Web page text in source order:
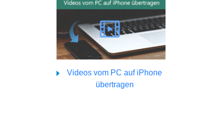
Videos vom PC auf iPhone
übertragen